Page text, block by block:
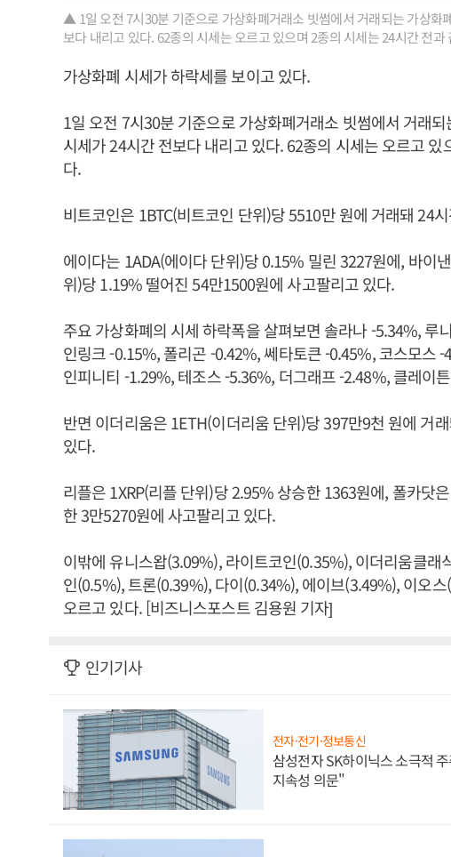
▲ 1일 오전 7시30분 기준으로 가상화폐거래소 빗썸에서 거래되는 가상화
보다 내리고 있다. 62종의 시세는 오르고 있으며 2종의 시세는 24시간 전과
가상화폐 시세가 하락세를 보이고 있다.
1일 오전 7시30분 기준으로 가상화폐거래소 빗썸에서 거래
시세가 24시간 전보다 내리고 있다. 62종의 시세는 오르고
다.
비트코인은 1BTC(비트코인 단위)당 5510만 원에 거래돼 24
에이다는 1ADA(에이다 단위)당 0.15% 밀린 3227원에, 바이
위)당 1.19% 떨어진 54만1500원에 사고팔리고 있다.
주요 가상화폐의 시세 하락폭을 살펴보면 솔라나 -5.34%, 루
인링크 -0.15%, 폴리곤 -0.42%, 쎄타토큰 -0.45%, 코스모스
인피니티 -1.29%, 테조스 -5.36%, 더그래프 -2.48%, 클레이
반면 이더리움은 1ETH(이더리움 단위)당 397만9천 원에 거
있다.
리플은 1XRP(리플 단위)당 2.95% 상승한 1363원에, 폴카닷
한 3만5270원에 사고팔리고 있다.
이밖에 유니스왑(3.09%), 라이트코인(0.35%), 이더리움클래
인(0.5%), 트론(0.39%), 다이(0.34%), 에이브(3.49%), 이오
오르고 있다. [비즈니스포스트 김용원 기자]
인기기사
전자·전기·정보통신
삼성전자 SK하이닉스 소극적
지속성 의문"